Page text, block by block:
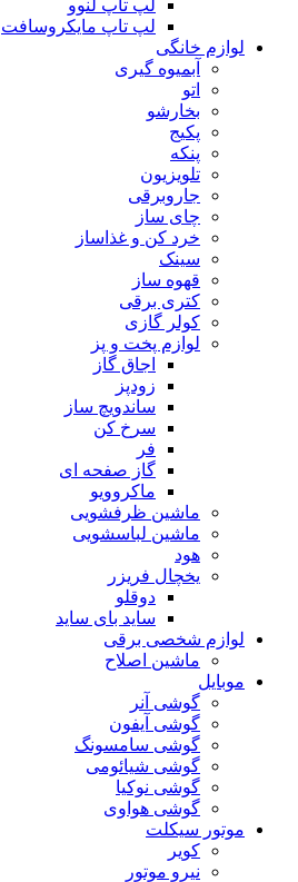
لپ تاپ لنوو
لپ تاپ مایکروسافت
لوازم خانگی
آبمیوه گیری
اتو
بخارشو
پکیج
پنکه
تلویزیون
جاروبرقی
چای ساز
خرد کن و غذاساز
سینک
قهوه ساز
کتری برقی
کولر گازی
لوازم پخت و پز
اجاق گاز
زودپز
ساندویچ ساز
سرخ کن
فر
گاز صفحه ای
ماکروویو
ماشین ظرفشویی
ماشین لباسشویی
هود
یخچال فریزر
دوقلو
ساید بای ساید
لوازم شخصی برقی
ماشین اصلاح
موبایل
گوشی آنر
گوشی آیفون
گوشی سامسونگ
گوشی شیائومی
گوشی نوکیا
گوشی هواوی
موتور سیکلت
کویر
نیرو موتور